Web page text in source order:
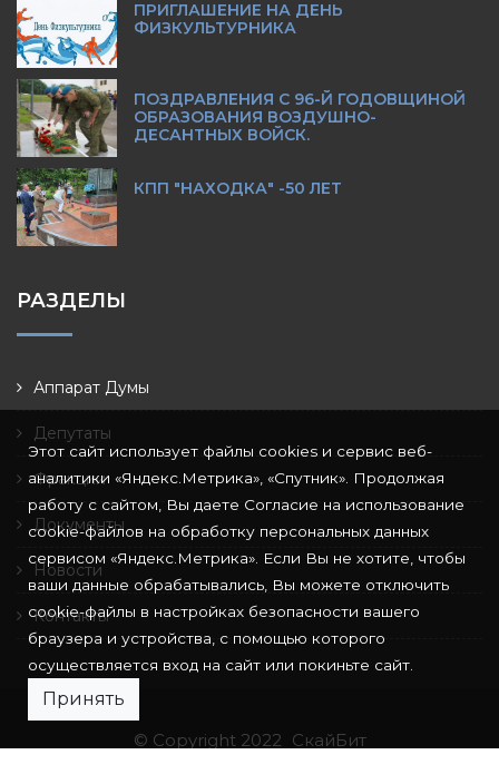
ПРИГЛАШЕНИЕ НА ДЕНЬ
ФИЗКУЛЬТУРНИКА
ПОЗДРАВЛЕНИЯ С 96-Й ГОДОВЩИНОЙ
ОБРАЗОВАНИЯ ВОЗДУШНО-
ДЕСАНТНЫХ ВОЙСК.
КПП "НАХОДКА" -50 ЛЕТ
РАЗДЕЛЫ
Аппарат Думы
Депутаты
Фракции
Документы
Новости
Контакты
© Copyright 2022 СкайБит
Этот сайт использует файлы cookies и сервис веб-
аналитики «Яндекс.Метрика», «Спутник». Продолжая
работу с сайтом, Вы даете Согласие на использование
cookie-файлов на обработку персональных данных
сервисом «Яндекс.Метрика». Если Вы не хотите, чтобы
ваши данные обрабатывались, Вы можете отключить
cookie-файлы в настройках безопасности вашего
браузера и устройства, с помощью которого
осуществляется вход на сайт или покиньте сайт.
Принять